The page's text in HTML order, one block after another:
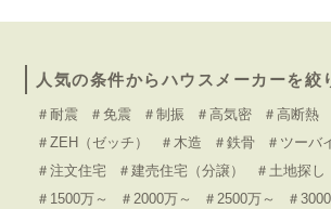
人気の条件からハウスメーカーを絞
＃耐震 ＃免震 ＃制振 ＃高気密
＃高断熱
＃ZEH（ゼッチ）
＃木造 ＃鉄骨 ＃ツーバ
＃注文住宅
＃建売住宅（分譲） ＃土地探し
＃1500万～
＃2000万～ ＃2500万～ ＃